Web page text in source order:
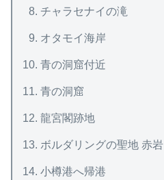
チャラセナイの滝
オタモイ海岸
青の洞窟付近
青の洞窟
龍宮閣跡地
ボルダリングの聖地 赤岩
小樽港へ帰港